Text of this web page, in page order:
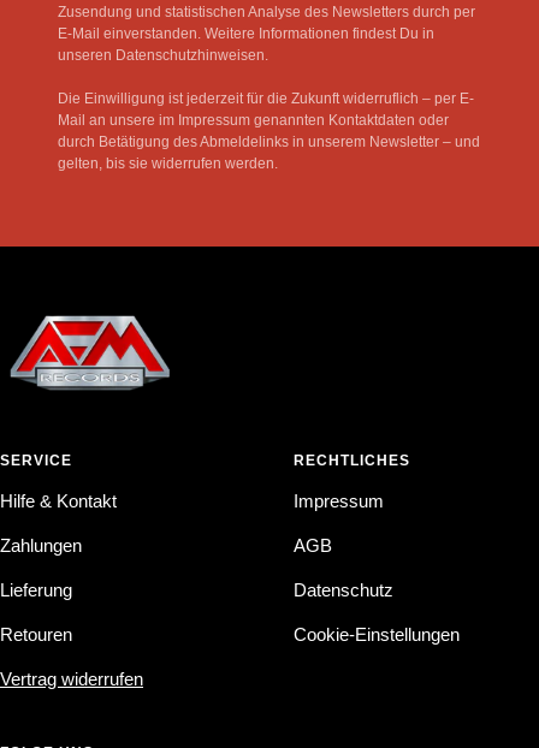
Zusendung und statistischen Analyse des Newsletters durch per
E-Mail einverstanden. Weitere Informationen findest Du in
unseren Datenschutzhinweisen.
Die Einwilligung ist jederzeit für die Zukunft widerruflich – per E-
Mail an unsere im Impressum genannten Kontaktdaten oder
durch Betätigung des Abmeldelinks in unserem Newsletter – und
gelten, bis sie widerrufen werden.
SERVICE
Hilfe & Kontakt
Zahlungen
Lieferung
Retouren
Vertrag widerrufen
RECHTLICHES
Impressum
AGB
Datenschutz
Cookie-Einstellungen